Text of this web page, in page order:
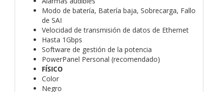
Modo de batería, Batería baja, Sobrecarga, Fallo
de SAI
Velocidad de transmisión de datos de Ethernet
Hasta 1Gbps
Software de gestión de la potencia
PowerPanel Personal (recomendado)
FÍSICO
Color
Negro